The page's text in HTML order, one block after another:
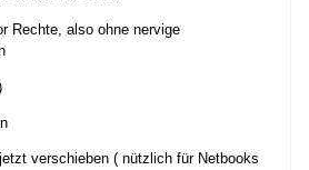
Rechte, also ohne nervige
verschieben ( nützlich für Netbooks